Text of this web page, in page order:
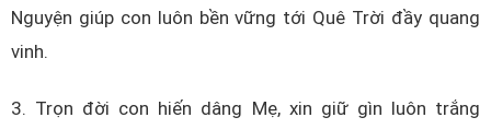
Nguyện giúp con luôn bền vững tới Quê Trời đầy quang
vinh.
3. Trọn đời con hiến dâng Mẹ, xin giữ gìn luôn trắng